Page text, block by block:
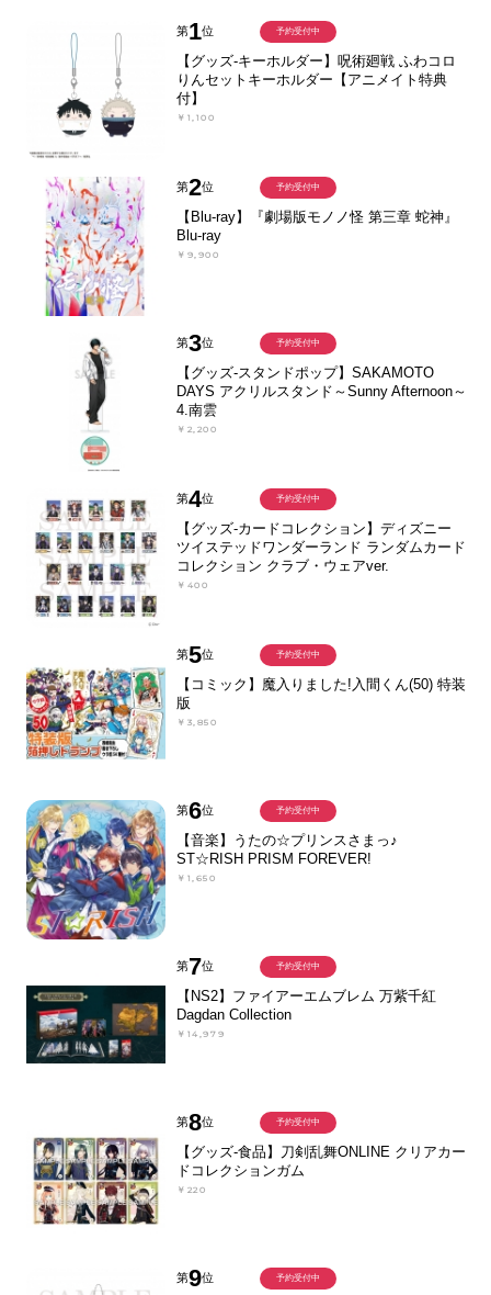
第1位
【グッズ-キーホルダー】呪術廻戦 ふわコロ
りんセットキーホルダー【アニメイト特典
付】
￥1,100
予約受付中
第2位
【Blu-ray】『劇場版モノノ怪 第三章 蛇神』
Blu-ray
￥9,900
予約受付中
第3位
【グッズ-スタンドポップ】SAKAMOTO
DAYS アクリルスタンド～Sunny Afternoon～
4.南雲
￥2,200
予約受付中
第4位
【グッズ-カードコレクション】ディズニー
ツイステッドワンダーランド ランダムカード
コレクション クラブ・ウェアver.
￥400
予約受付中
第5位
【コミック】魔入りました!入間くん(50) 特装
版
￥3,850
予約受付中
第6位
【音楽】うたの☆プリンスさまっ♪
ST☆RISH PRISM FOREVER!
￥1,650
予約受付中
第7位
【NS2】ファイアーエムブレム 万紫千紅
Dagdan Collection
￥14,979
予約受付中
第8位
【グッズ-食品】刀剣乱舞ONLINE クリアカー
ドコレクションガム
￥220
予約受付中
第9位 予約受付中